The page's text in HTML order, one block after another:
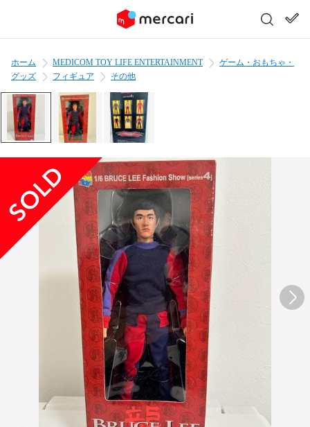
ホーム MEDICOM TOY LIFE ENTERTAINMENT
ゲーム・おもちゃ・
グッズ
フィギュア その他